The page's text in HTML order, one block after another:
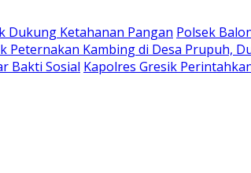
Dukung Ketahanan Pangan Polsek
Peternakan Kambing di Desa Prupuh,
Bakti Sosial Kapolres Gresik